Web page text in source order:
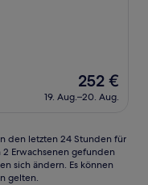
Der
Preis
beträgt
252 €
19. Aug.–20. Aug.
den letzten 24 Stunden für
Erwachsenen gefunden
sich ändern. Es können
gelten.